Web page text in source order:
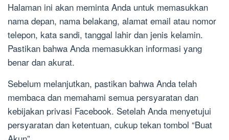
Halaman ini akan meminta Anda untuk memasukkan
nama depan, nama belakang, alamat email atau nomor
telepon, kata sandi, tanggal lahir dan jenis kelamin.
Pastikan bahwa Anda memasukkan informasi yang
benar dan akurat.
Sebelum melanjutkan, pastikan bahwa Anda telah
membaca dan memahami semua persyaratan dan
kebijakan privasi Facebook. Setelah Anda menyetujui
persyaratan dan ketentuan, cukup tekan tombol “Buat